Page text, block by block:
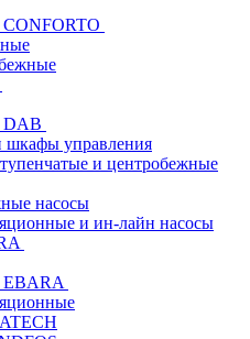
DAB
шкафы управления
и центробежные
насосы
и ин-лайн насосы
EBARA